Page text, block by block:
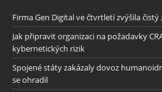
Firma Gen Digital ve čtvrtletí zvýšila
Jak připravit organizaci na požadavky
kybernetických rizik
Spojené státy zakázaly dovoz
se ohradil